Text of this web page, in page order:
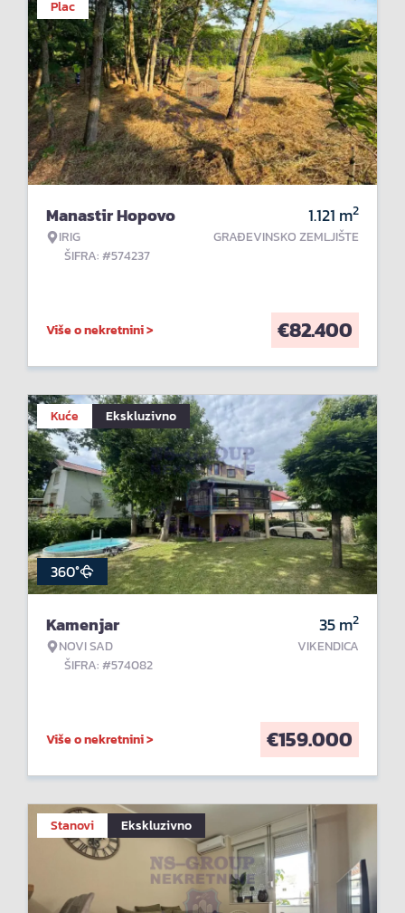
Plac
Manastir Hopovo
IRIG
ŠIFRA: #574237
1.121 m2
GRAĐEVINSKO ZEMLJIŠTE
Više o nekretnini > €82.400
Kuće Ekskluzivno
360°
Kamenjar
NOVI SAD
ŠIFRA: #574082
35m2
VIKENDICA
Više o nekretnini > €159.000
Stanovi Ekskluzivno